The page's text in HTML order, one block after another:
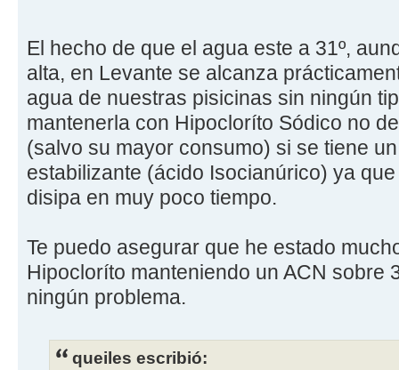
El hecho de que el agua este a 31º,
alta, en Levante se alcanza
agua de nuestras pisicinas sin ningún
mantenerla con Hipocloríto Sódico no
(salvo su mayor consumo) si se tiene
estabilizante (ácido Isocianúrico) ya
disipa en muy poco tiempo.
Te puedo asegurar que he estado
Hipocloríto manteniendo un ACN sobre
ningún problema.
queiles escribió: